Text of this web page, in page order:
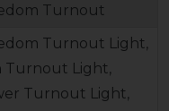
Turnout
Turnout Light,
Turnout Light,
Turnout Light,